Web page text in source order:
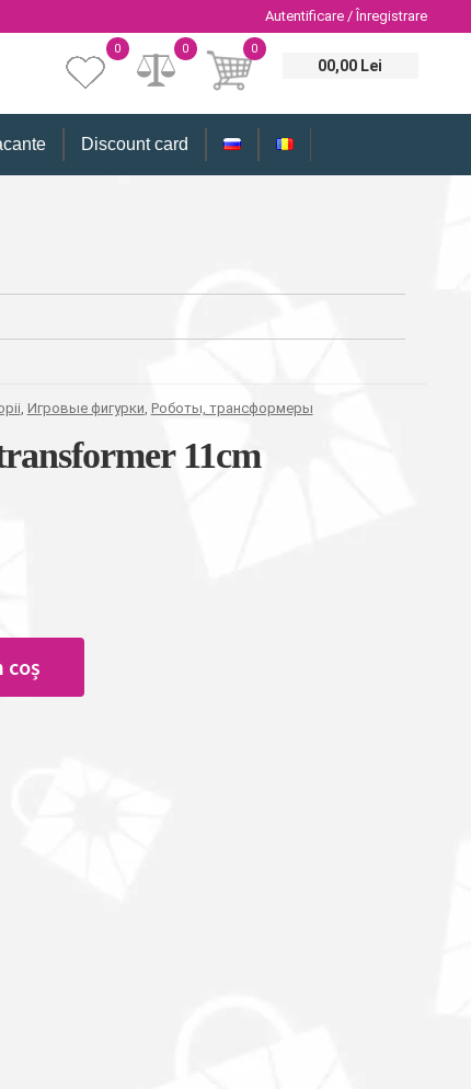
Autentificare / Înregistrare
0
00,00 Lei
0
0
Discount card
, Игровые фигурки, Роботы, трансформеры
11cm
coș